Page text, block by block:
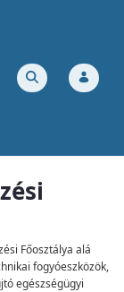
Főosztálya alá
fogyóeszközök,
egészségügyi